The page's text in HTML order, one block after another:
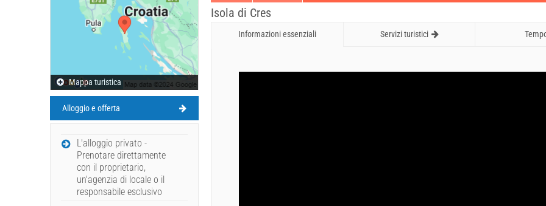
Isola di Cres
Informazioni essenziali Servizi turistici
Mappa turistica
Alloggio e offerta
L'alloggio privato -
Prenotare direttamente
con il proprietario,
un'agenzia di locale o il
responsabile esclusivo